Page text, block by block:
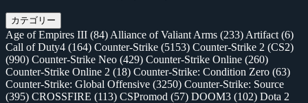
カテゴリー
Age of Empires III (84) Alliance of Valiant Arms (233) Artifact (6)
Call of Duty4 (164) Counter-Strike (5153) Counter-Strike 2 (CS2)
(990) Counter-Strike Neo (429) Counter-Strike Online (260)
Counter-Strike Online 2 (18) Counter-Strike: Condition Zero (63)
Counter-Strike: Global Offensive (3250) Counter-Strike: Source
(395) CROSSFIRE (113) CSPromod (57) DOOM3 (102) Dota 2